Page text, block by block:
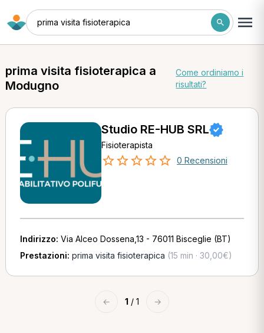
prima visita fisioterapica
prima visita fisioterapica a
Modugno
Come ordiniamo i
risultati?
Studio RE-HUB SRL
Fisioterapista
0 Recensioni
Indirizzo: Via Alceo Dossena,13 - 76011 Bisceglie (BT)
Prestazioni: prima visita fisioterapica (15 min · 30,00€)
← 1 / 1 →